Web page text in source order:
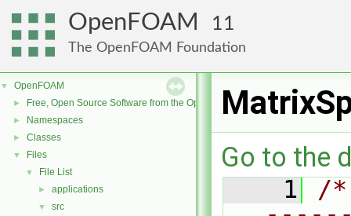
OpenFOAM 11
The OpenFOAM Foundation
▼ OpenFOAM
► Free, Open Source Software from the OpenFOAM Foundation
► Namespaces
► Classes
▼ Files
▼ File List
► applications
▼ src
Go to the
    1
/